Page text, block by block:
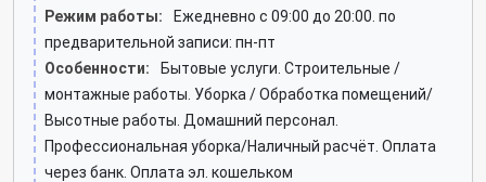
Режим работы:
Ежедневно с 09:00 до 20:00. по
предварительной записи: пн-пт
Особенности:
Бытовые услуги. Строительные /
монтажные работы. Уборка / Обработка помещений/
Высотные работы. Домашний персонал.
Профессиональная уборка/Наличный расчёт. Оплата
через банк. Оплата эл. кошельком